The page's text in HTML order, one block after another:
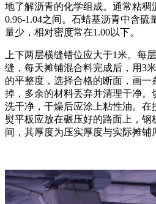
地了解沥青的化学组成。通常粘稠
0.96-1.04之间。石蜡基沥青中含硫
量少，相对密度常在1.00以下。
上下两层横缝错位应大于1米。每
缝，每天摊铺混合料完成后，用3
的平整度，选择合格的断面，画
掉，多余的材料丢弃并清理干净。
洗干净，干燥后应涂上粘性油。在
熨平板应放在碾压好的路面上，钢
间，其厚度为压实厚度与实际摊铺